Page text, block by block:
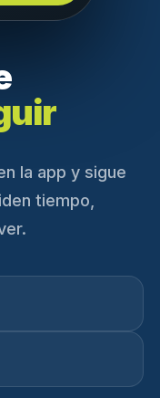
la app y sigue
tiempo,